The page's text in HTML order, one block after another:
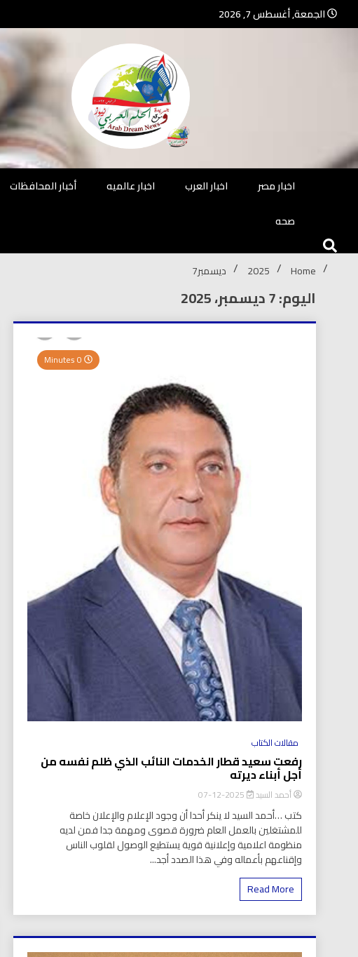
الجمعة, أغسطس 7, 2026
جريدة مستقلة – صحافة تضيئ لك الواقع
اخبار مصر
اخبار العرب اخبار عالميه أخبار المحافظات
صحه
Home
2025 ديسمبر7
اليوم: 7 ديسمبر، 2025
مقالات الكتاب
رفعت سعيد قطار الخدمات النائب الذي ظلم نفسه من
أجل أبناء ديرته
أحمد السيد
كتب …أحمد السيد لا ينكر أحدا أن وجود الإعلام والإعلان خاصة
للمشتغلين بالعمل العام ضرورة قصوى ومهمة جدا فمن لديه
منظومة اعلامية وإعلانية قوية يستطيع الوصول لقلوب الناس
وإقناعهم بأعماله وفي هذا الصدد أجد...
Read More